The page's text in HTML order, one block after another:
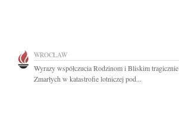
WROCŁAW
Wyrazy współczucia Rodzinom i Bliskim tragicznie
Zmarłych w katastrofie lotniczej pod...